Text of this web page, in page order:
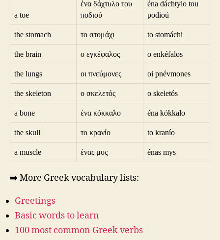
a toe
ένα δάχτυλο του
ποδιού
éna dáchtylo tou
podioú
the stomach το στομάχι to stomáchi
the brain ο εγκέφαλος o enkéfalos
the lungs οι πνεύμονες oi pnévmones
the skeleton ο σκελετός o skeletós
a bone ένα κόκκαλο éna kókkalo
the skull το κρανίο to kranío
a muscle ένας μυς énas mys
➡️ More Greek vocabulary lists:
Greetings
Basic words to learn
100 most common Greek verbs